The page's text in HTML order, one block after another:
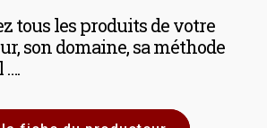
tous les produits de votre
son domaine, sa méthode
….